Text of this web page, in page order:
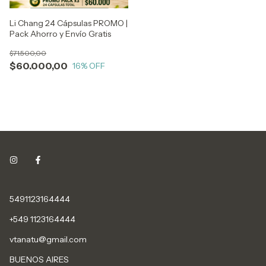
Li Chang 24 Cápsulas PROMO |
Pack Ahorro y Envío Gratis
$60.000,00
$71.500,00
16% OFF
5491123164444
+549 1123164444
vtanatu@gmail.com
BUENOS AIRES